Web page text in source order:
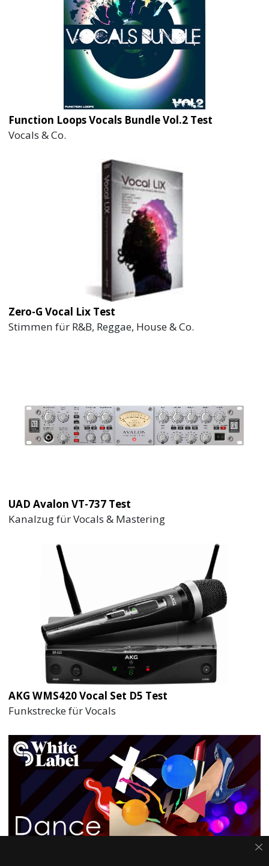
Function Loops Vocals Bundle Vol.2 Test
Vocals & Co.
Zero-G Vocal Lix Test
Stimmen für R&B, Reggae, House & Co.
UAD Avalon VT-737 Test
Kanalzug für Vocals & Mastering
AKG WMS420 Vocal Set D5 Test
Funkstrecke für Vocals